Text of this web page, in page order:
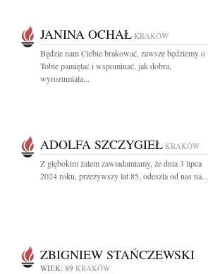
JANINA OCHAŁ KRAKÓW
Będzie nam Ciebie brakować, zawsze będziemy o
Tobie pamiętać i wspominać, jak dobra,
wyrozumiała...
ADOLFA SZCZYGIEŁ KRAKÓW
Z głębokim żalem zawiadamiamy, że dnia 3 lipca
2024 roku, przeżywszy lat 85, odeszła od nas na...
ZBIGNIEW STAŃCZEWSKI
WIEK: 89 KRAKÓW